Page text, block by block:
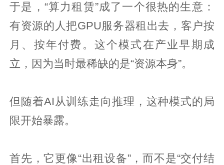
于是，“算力租赁”成了一个很热的生意：
有资源的人把GPU服务器租出去，客户按
月、按年付费。这个模式在产业早期成
立，因为当时最稀缺的是“资源本身”。
但随着AI从训练走向推理，这种模式的局
限开始暴露。
首先，它更像“出租设备”，而不是“交付结